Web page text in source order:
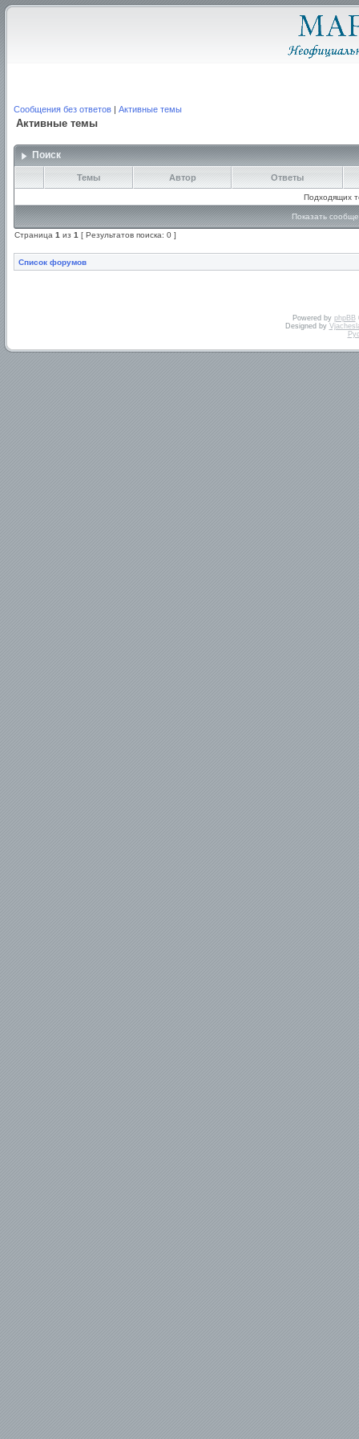
Сообщения без ответов | Активные темы
Активные темы
Поиск
Темы Автор Ответы
Подходящих
Показать
Страница 1 из 1 [ Результатов поиска: 0 ]
Список форумов
Powered by phpBB
Designed by